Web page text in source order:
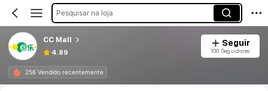
Pesquisar na loja
CC Mall
4.89
Seguir
100 Seguidores
256 Vendido recentemente